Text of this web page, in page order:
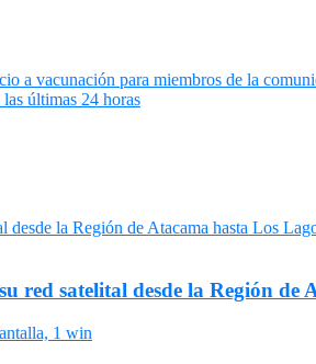
a vacunación para miembros de la
últimas 24 horas
satelital desde la Región de